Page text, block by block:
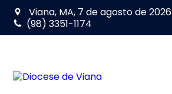
Viana, MA, 7 de agosto de 2026
(98) 3351-1174